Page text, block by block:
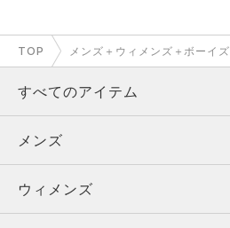
TOP メンズ＋ウィメンズ＋ボーイズ
すべてのアイテム
メンズ
ウィメンズ
メンズ
トップス
ウィメンズ